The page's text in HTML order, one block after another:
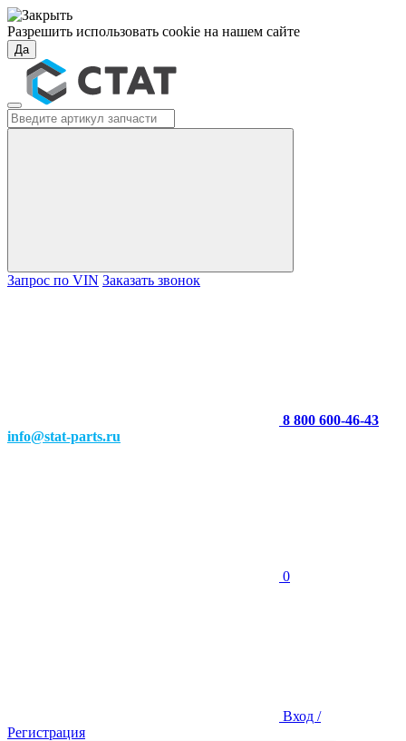
Разрешить использовать cookie на нашем сайте
Да
Запрос по VIN Заказать звонок
8 800 600-46-43
info@stat-parts.ru
0
Вход /
Регистрация